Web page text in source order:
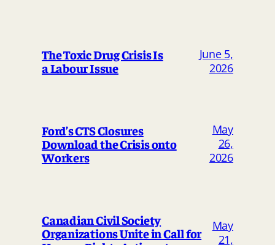
The Toxic Drug Crisis Is
a Labour Issue
June 5,
2026
Ford’s CTS Closures
Download the Crisis onto
Workers
May
26,
2026
Canadian Civil Society
Organizations Unite in Call for
May
21,